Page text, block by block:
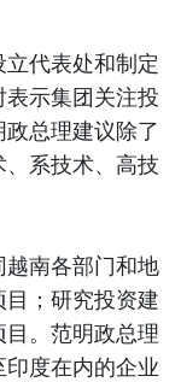
代表处和制定
示集团关注投
总理建议除了
系技术、高技
南各部门和地
；研究投资建
。范明政总理
度在内的企业